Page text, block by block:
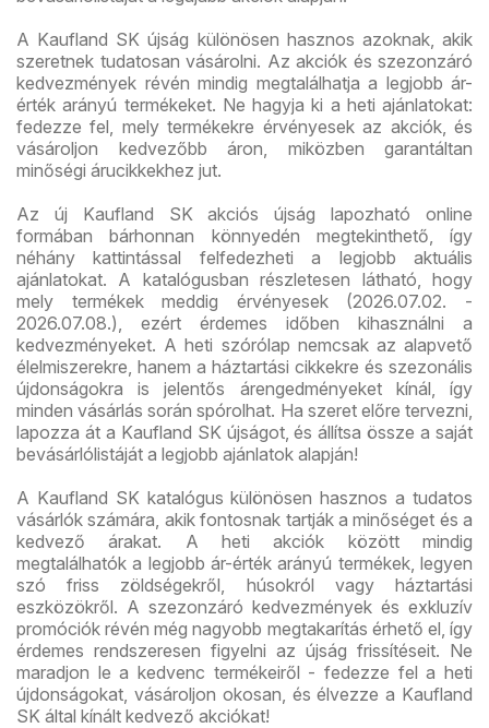
A Kaufland SK újság különösen hasznos azoknak, akik
szeretnek tudatosan vásárolni. Az akciók és szezonzáró
kedvezmények révén mindig megtalálhatja a legjobb ár-
érték arányú termékeket. Ne hagyja ki a heti ajánlatokat:
fedezze fel, mely termékekre érvényesek az akciók, és
vásároljon kedvezőbb áron, miközben garantáltan
minőségi árucikkekhez jut.
Az új Kaufland SK akciós újság lapozható online
formában bárhonnan könnyedén megtekinthető, így
néhány kattintással felfedezheti a legjobb aktuális
ajánlatokat. A katalógusban részletesen látható, hogy
mely termékek meddig érvényesek (2026.07.02. -
2026.07.08.), ezért érdemes időben kihasználni a
kedvezményeket. A heti szórólap nemcsak az alapvető
élelmiszerekre, hanem a háztartási cikkekre és szezonális
újdonságokra is jelentős árengedményeket kínál, így
minden vásárlás során spórolhat. Ha szeret előre tervezni,
lapozza át a Kaufland SK újságot, és állítsa össze a saját
bevásárlólistáját a legjobb ajánlatok alapján!
A Kaufland SK katalógus különösen hasznos a tudatos
vásárlók számára, akik fontosnak tartják a minőséget és a
kedvező árakat. A heti akciók között mindig
megtalálhatók a legjobb ár-érték arányú termékek, legyen
szó friss zöldségekről, húsokról vagy háztartási
eszközökről. A szezonzáró kedvezmények és exkluzív
promóciók révén még nagyobb megtakarítás érhető el, így
érdemes rendszeresen figyelni az újság frissítéseit. Ne
maradjon le a kedvenc termékeiről - fedezze fel a heti
újdonságokat, vásároljon okosan, és élvezze a Kaufland
SK által kínált kedvező akciókat!